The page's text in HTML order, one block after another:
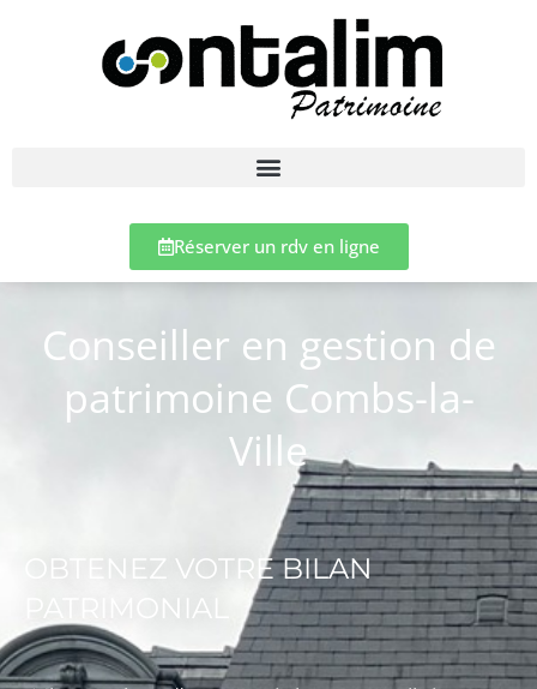
Réserver un rdv en ligne
Conseiller en gestion de
patrimoine Combs-la-
Ville
OBTENEZ VOTRE BILAN
PATRIMONIAL